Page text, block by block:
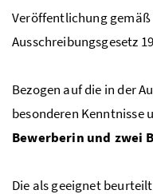
Veröffentlichung gemäß
Ausschreibungsgesetz
Bezogen auf die in der
besonderen Kenntnisse
Bewerberin und zwei
Die als geeignet